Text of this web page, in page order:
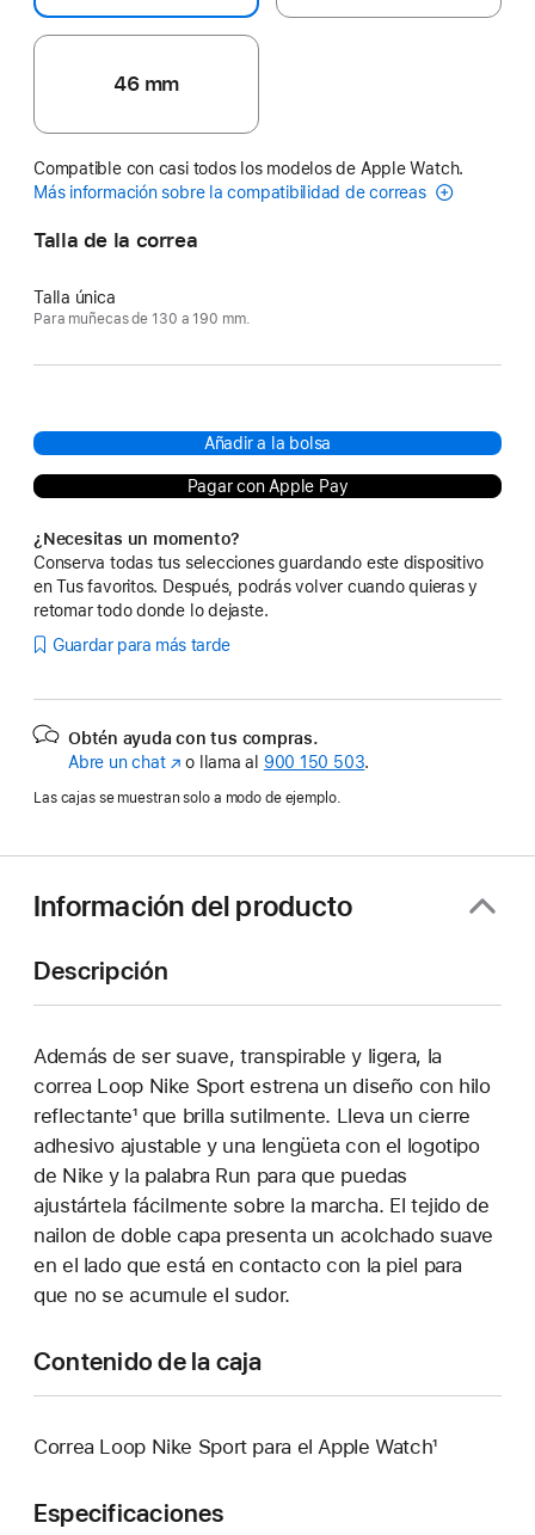
46 mm
Compatible con casi todos los modelos de Apple Watch.
Más información sobre la compatibilidad de correas
Talla de la correa
Talla única
Para muñecas de 130 a 190 mm.
Añadir a la bolsa
Pagar con Apple Pay
¿Necesitas un momento?
Conserva todas tus selecciones guardando este dispositivo
en Tus favoritos. Después, podrás volver cuando quieras y
retomar todo donde lo dejaste.
Guardar para más tarde
Obtén ayuda con tus compras.
Abre un chat(Se
abre
ventana
o llama al 900 150 503.
Las cajas se muestran solo a modo de ejemplo.
Información del producto
Descripción
Además de ser suave, transpirable y ligera, la
correa Loop Nike Sport estrena un diseño con hilo
reflectante¹ que brilla sutilmente. Lleva un cierre
adhesivo ajustable y una lengüeta con el logotipo
de Nike y la palabra Run para que puedas
ajustártela fácilmente sobre la marcha. El tejido de
nailon de doble capa presenta un acolchado suave
en el lado que está en contacto con la piel para
que no se acumule el sudor.
Contenido de la caja
Correa Loop Nike Sport para el Apple Watch¹
Especificaciones